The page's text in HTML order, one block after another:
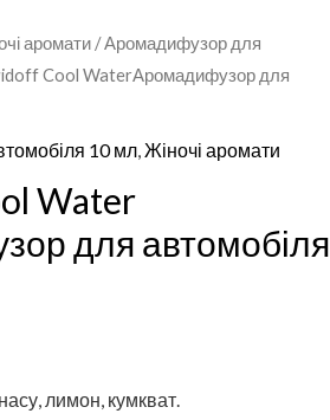
аромати /Аромадифузор для
Cool WaterАромадифузор для
10 мл,Жіночі аромати
Water
для автомобіля
лимон, кумкват.